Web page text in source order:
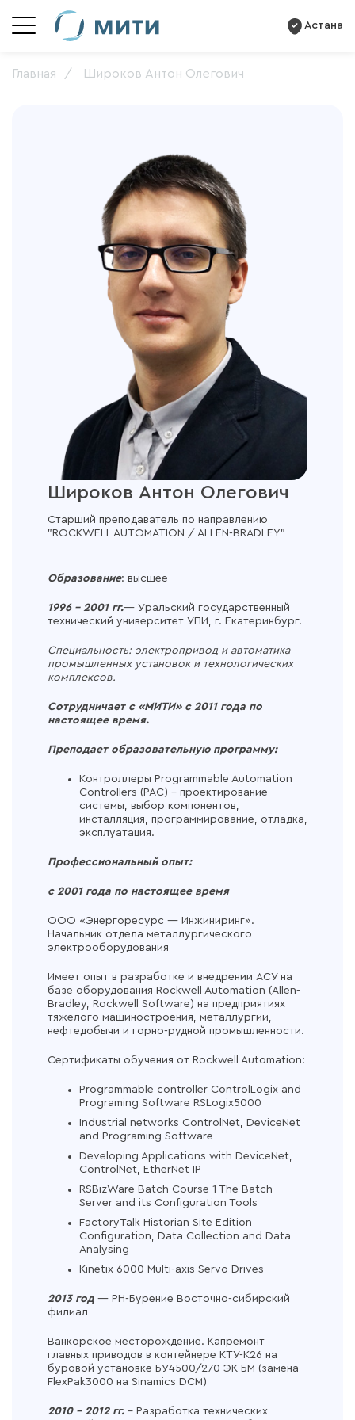
Астана
Главная Широков Антон Олегович
Широков Антон Олегович
Старший преподаватель по направлению
"ROCKWELL AUTOMATION / ALLEN-BRADLEY"
Образование: высшее
1996 – 2001 гг.— Уральский государственный
технический университет УПИ, г. Екатеринбург.
Специальность: электропривод и автоматика
промышленных установок и технологических
комплексов.
Сотрудничает с «МИТИ» с 2011 года по
настоящее время.
Преподает образовательную программу:
Контроллеры Programmable Automation
Controllers (PAC) – проектирование
системы, выбор компонентов,
инсталляция, программирование, отладка,
эксплуатация.
Профессиональный опыт:
с 2001 года по настоящее время
ООО «Энергоресурс — Инжиниринг».
Начальник отдела металлургического
электрооборудования
Имеет опыт в разработке и внедрении АСУ на
базе оборудования Rockwell Automation (Allen-
Bradley, Rockwell Software) на предприятиях
тяжелого машиностроения, металлургии,
нефтедобычи и горно-рудной промышленности.
Сертификаты обучения от Rockwell Automation:
Programmable controller ControlLogix and
Programing Software RSLogix5000
Industrial networks ControlNet, DeviceNet
and Programing Software
Developing Applications with DeviceNet,
ControlNet, EtherNet IP
RSBizWare Batch Course 1 The Batch
Server and its Configuration Tools
FactoryTalk Historian Site Edition
Configuration, Data Collection and Data
Analysing
Kinetix 6000 Multi-axis Servo Drives
2013 год — РН-Бурение Восточно-сибирский
филиал
Ванкорское месторождение. Капремонт
главных приводов в контейнере КТУ-К26 на
буровой установке БУ4500/270 ЭК БМ (замена
FlexPak3000 на Sinamics DCM)
2010 – 2012 гг. – Разработка технических